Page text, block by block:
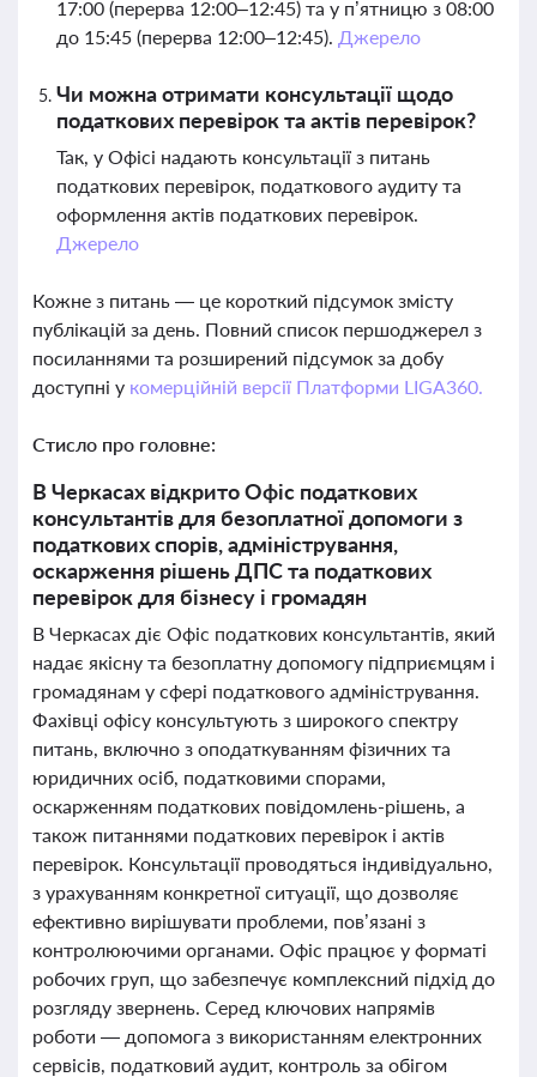
17:00 (перерва 12:00–12:45) та у п’ятницю з 08:00
до 15:45 (перерва 12:00–12:45). Джерело
Чи можна отримати консультації щодо
податкових перевірок та актів перевірок?
Так, у Офісі надають консультації з питань
податкових перевірок, податкового аудиту та
оформлення актів податкових перевірок.
Джерело
Кожне з питань — це короткий підсумок змісту
публікацій за день. Повний список першоджерел з
посиланнями та розширений підсумок за добу
доступні у комерційній версії Платформи LIGA360.
Стисло про головне:
В Черкасах відкрито Офіс податкових
консультантів для безоплатної допомоги з
податкових спорів, адміністрування,
оскарження рішень ДПС та податкових
перевірок для бізнесу і громадян
В Черкасах діє Офіс податкових консультантів, який
надає якісну та безоплатну допомогу підприємцям і
громадянам у сфері податкового адміністрування.
Фахівці офісу консультують з широкого спектру
питань, включно з оподаткуванням фізичних та
юридичних осіб, податковими спорами,
оскарженням податкових повідомлень-рішень, а
також питаннями податкових перевірок і актів
перевірок. Консультації проводяться індивідуально,
з урахуванням конкретної ситуації, що дозволяє
ефективно вирішувати проблеми, пов’язані з
контролюючими органами. Офіс працює у форматі
робочих груп, що забезпечує комплексний підхід до
розгляду звернень. Серед ключових напрямів
роботи — допомога з використанням електронних
сервісів, податковий аудит, контроль за обігом